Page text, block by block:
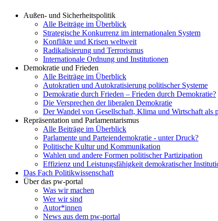
Außen- und Sicherheitspolitik
Alle Beiträge im Überblick
Strategische Konkurrenz im internationalen System
Konflikte und Krisen weltweit
Radikalisierung und Terrorismus
Internationale Ordnung und Institutionen
Demokratie und Frieden
Alle Beiträge im Überblick
Autokratien und Autokratisierung politischer Systeme
Demokratie durch Frieden – Frieden durch Demokratie?
Die Versprechen der liberalen Demokratie
Der Wandel von Gesellschaft, Klima und Wirtschaft als
Repräsentation und Parlamentarismus
Alle Beiträge im Überblick
Parlamente und Parteiendemokratie - unter Druck?
Politische Kultur und Kommunikation
Wahlen und andere Formen politischer Partizipation
Effizienz und Leistungsfähigkeit demokratischer
Das Fach Politikwissenschaft
Über das pw-portal
Was wir machen
Wer wir sind
Autor*innen
News aus dem pw-portal